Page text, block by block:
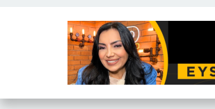
fornecer conteúdo de terceiros. Leia mais em